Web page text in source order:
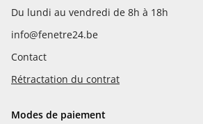
Du lundi au vendredi de 8h à 18h
info@fenetre24.be
Contact
Rétractation du contrat
Modes de paiement